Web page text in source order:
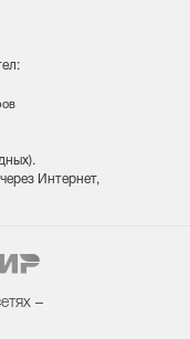
).
Интернет,
–